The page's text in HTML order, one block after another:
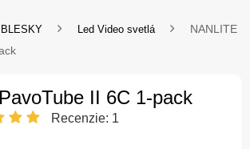
Led Video svetlá
NANLITE
II 6C 1-pack
Recenzie: 1